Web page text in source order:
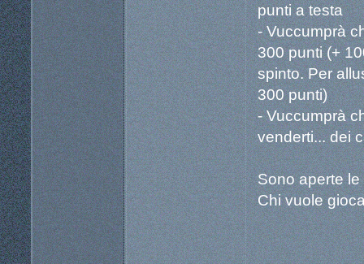
punti a testa
- Vuccumprà
300 punti (+
spinto. Per
300 punti)
- Vuccumprà
venderti... dei
Sono aperte le
Chi vuole